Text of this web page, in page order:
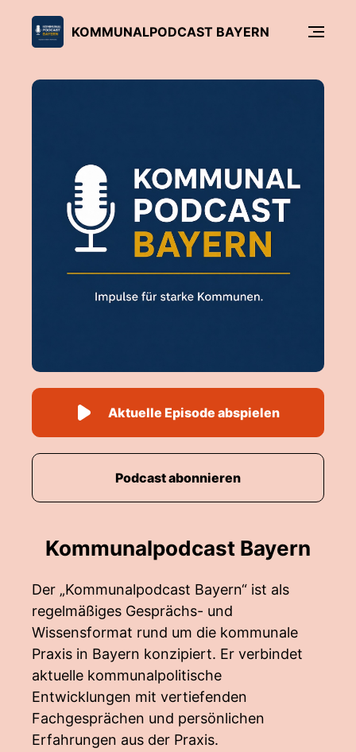
KOMMUNALPODCAST BAYERN
Kommunalpodcast Bayern
Der „Kommunalpodcast Bayern“ ist als
regelmäßiges Gesprächs- und
Wissensformat rund um die kommunale
Praxis in Bayern konzipiert. Er verbindet
aktuelle kommunalpolitische
Entwicklungen mit vertiefenden
Fachgesprächen und persönlichen
Erfahrungen aus der Praxis.
Aktuelle Episode abspielen
Podcast abonnieren